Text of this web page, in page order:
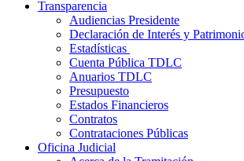
Transparencia
Audiencias Presidente
Declaración de Interés y
Estadísticas
Cuenta Pública TDLC
Anuarios TDLC
Presupuesto
Estados Financieros
Contratos
Contrataciones Públicas
Oficina Judicial